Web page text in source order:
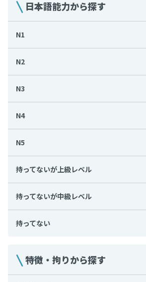
日本語能力から探す
N1
N2
N3
N4
N5
持ってないが上級レベル
持ってないが中級レベル
持ってない
特徴・拘りから探す